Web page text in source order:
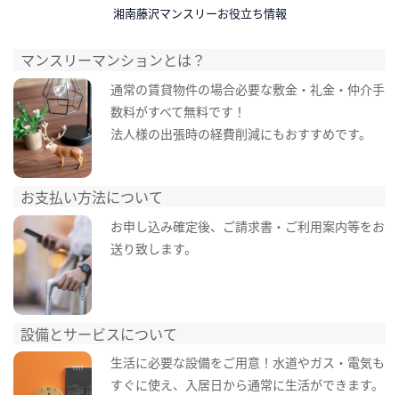
湘南藤沢マンスリーお役立ち情報
マンスリーマンションとは？
通常の賃貸物件の場合必要な敷金・礼金・仲介手
数料がすべて無料です！
法人様の出張時の経費削減にもおすすめです。
お支払い方法について
お申し込み確定後、ご請求書・ご利用案内等をお
送り致します。
設備とサービスについて
生活に必要な設備をご用意！水道やガス・電気も
すぐに使え、入居日から通常に生活ができます。